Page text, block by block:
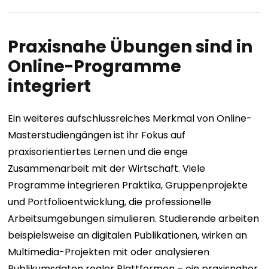
Praxisnahe Übungen sind in
Online-Programme
integriert
Ein weiteres aufschlussreiches Merkmal von Online-
Masterstudiengängen ist ihr Fokus auf
praxisorientiertes Lernen und die enge
Zusammenarbeit mit der Wirtschaft. Viele
Programme integrieren Praktika, Gruppenprojekte
und Portfolioentwicklung, die professionelle
Arbeitsumgebungen simulieren. Studierende arbeiten
beispielsweise an digitalen Publikationen, wirken an
Multimedia-Projekten mit oder analysieren